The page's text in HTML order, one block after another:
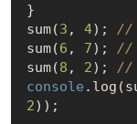
}
sum(3 , 4); //
sum(6 , 7); //
sum(8 , 2); //
console
2